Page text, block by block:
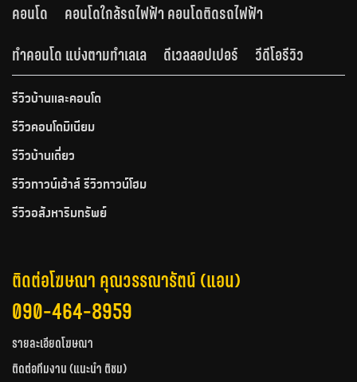
คอนโด
คอนโดใกล้รถไฟฟ้า คอนโดติดรถไฟฟ้า
ทำคอนโด แบ่งตามทำเลเล
ดีเวลลอปเปอร์ วีดีโอรีวิว
รีวิวบ้านและคอนโด
รีวิวคอนโดมิเนียม
รีวิวบ้านเดี่ยว
รีวิวทาวน์เฮ้าส์ รีวิวทาวน์โฮม
รีวิวอสังหาริมทรัพย์
ติดต่อโฆษณา คุณวรรณารัตน์ (แอน)
090-464-8959
รายละเอียดโฆษณา
ติดต่อทีมงาน (แนะนำ ติชม)